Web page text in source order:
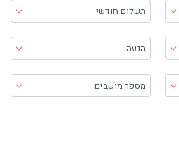
תשלום חודשי
הנעה
מספר מושבים